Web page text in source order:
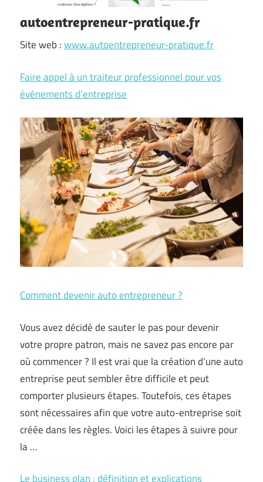
autoentrepreneur-pratique.fr
Site web :www.autoentrepreneur-pratique.fr
Faire appel à un traiteur professionnel pour vos
événements d’entreprise
Comment devenir auto entrepreneur ?
Vous avez décidé de sauter le pas pour devenir
votre propre patron, mais ne savez pas encore par
où commencer ? Il est vrai que la création d’une auto
entreprise peut sembler être difficile et peut
comporter plusieurs étapes. Toutefois, ces étapes
sont nécessaires afin que votre auto-entreprise soit
créée dans les règles. Voici les étapes à suivre pour
la …
Le business plan : définition et explications